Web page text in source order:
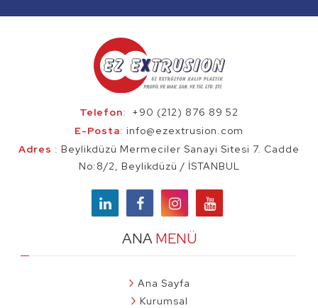
Telefon: +90 (212) 876 89 52
E-Posta: info@ezextrusion.com
Adres : Beylikdüzü Mermeciler Sanayi Sitesi 7. Cadde
No:8/2, Beylikdüzü / İSTANBUL
ANAMENÜ
Ana Sayfa
Kurumsal